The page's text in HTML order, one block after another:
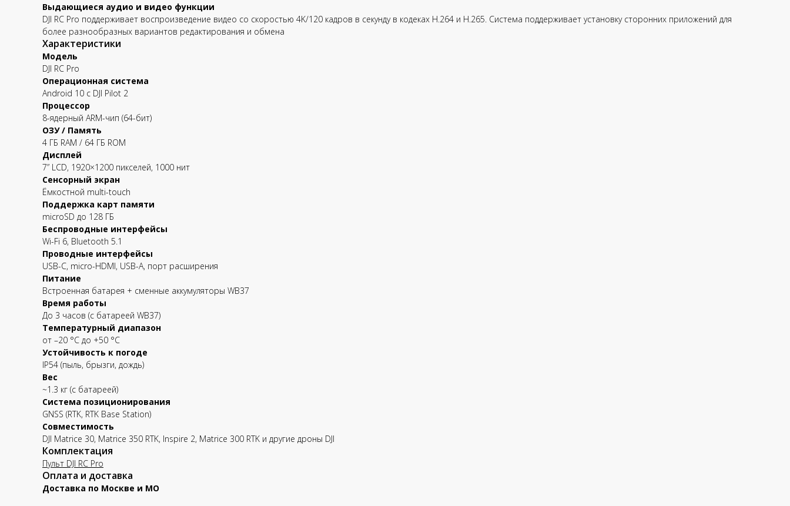
Выдающиеся аудио и видео функции
DJI RC Pro поддерживает воспроизведение видео со скоростью 4K/120 кадров в секунду в кодеках H.264 и H.265. Система поддерживает установку сторонних приложений для
более разнообразных вариантов редактирования и обмена
Характеристики
Модель
DJI RC Pro
Операционная система
Android 10 с DJI Pilot 2
Процессор
8-ядерный ARM-чип (64-бит)
ОЗУ / Память
4 ГБ RAM / 64 ГБ ROM
Дисплей
7” LCD, 1920×1200 пикселей, 1000 нит
Сенсорный экран
Ёмкостной multi-touch
Поддержка карт памяти
microSD до 128 ГБ
Беспроводные интерфейсы
Wi-Fi 6, Bluetooth 5.1
Проводные интерфейсы
USB-C, micro-HDMI, USB-A, порт расширения
Питание
Встроенная батарея + сменные аккумуляторы WB37
Время работы
До 3 часов (с батареей WB37)
Температурный диапазон
от –20 °C до +50 °C
Устойчивость к погоде
IP54 (пыль, брызги, дождь)
Вес
~1.3 кг (с батареей)
Система позиционирования
GNSS (RTK, RTK Base Station)
Совместимость
DJI Matrice 30, Matrice 350 RTK, Inspire 2, Matrice 300 RTK и другие дроны DJI
Комплектация
Пульт DJI RC Pro
Оплата и доставка
Доставка по Москве и МО